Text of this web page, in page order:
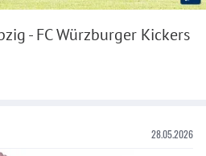
- FC Würzburger Kickers
28.05.2026